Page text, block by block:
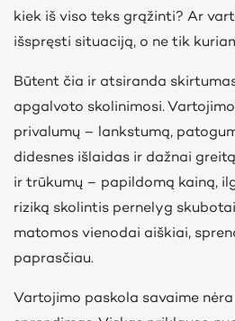
kiek iš viso teks grąžinti? Ar
išspręsti situaciją, o ne tik
Būtent čia ir atsiranda
apgalvoto skolinimosi.
privalumų – lankstumą,
didesnes išlaidas ir dažnai
ir trūkumų – papildomą kainą,
riziką skolintis pernelyg
matomos vienodai aiškiai,
paprasčiau.
Vartojimo paskola savaime